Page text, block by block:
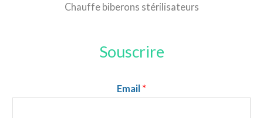
Chauffe biberons stérilisateurs
Souscrire
Email *